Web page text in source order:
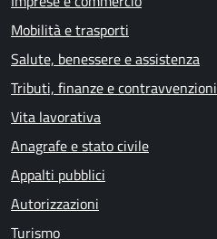
Mobilità e trasporti
Salute, benessere e assistenza
Tributi, finanze e contravvenzioni
Vita lavorativa
Anagrafe e stato civile
Appalti pubblici
Autorizzazioni
Turismo